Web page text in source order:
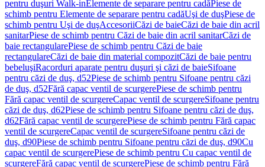
pentru duşuri Walk-inElemente de separare pentru cadăPiese de
schimb pentru Elemente de separare pentru cadăUşi de duşPiese de
schimb pentru Uşi de duşAccesoriiCăzi de baieCăzi de baie din acril
sanitarPiese de schimb pentru Căzi de baie din acril sanitarCăzi de
baie rectangularePiese de schimb pentru Căzi de baie
rectangulareCăzi de baie din material compozitCăzi de baie pentru
bebeluşiRacorduri aparate pentru duşuri şi căzi de baieSifoane
pentru căzi de duş, d52Piese de schimb pentru Sifoane pentru căzi
de duş, d52Fără capac ventil de scurgerePiese de schimb pentru
Fără capac ventil de scurgereCapac ventil de scurgereSifoane pentru
căzi de duş, d62Piese de schimb pentru Sifoane pentru căzi de duş,
d62Fără capac ventil de scurgerePiese de schimb pentru Fără capac
ventil de scurgereCapac ventil de scurgereSifoane pentru căzi de
duş, d90Piese de schimb pentru Sifoane pentru căzi de duş, d90Cu
capac ventil de scurgerePiese de schimb pentru Cu capac ventil de
scurgereFără capac ventil de scurgerePiese de schimb pentru Fără